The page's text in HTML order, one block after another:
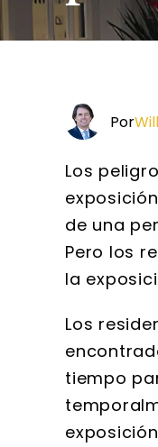
Por
Los
de una
Pero los
la
Los
tiempo